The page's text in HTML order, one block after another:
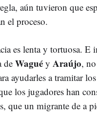
aún tuvieron que
el proceso.
es lenta y tortuosa. E
de Wagué y Araújo,
ayudarles a tramitar
los jugadores han
que un migrante de a